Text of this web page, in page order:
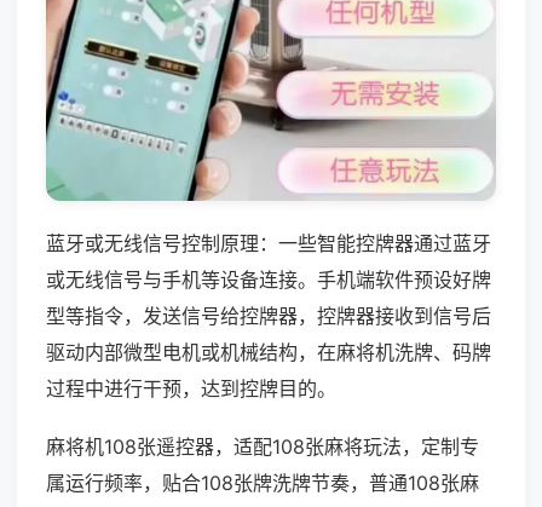
蓝牙或无线信号控制原理：一些智能控牌器通过蓝牙
或无线信号与手机等设备连接。手机端软件预设好牌
型等指令，发送信号给控牌器，控牌器接收到信号后
驱动内部微型电机或机械结构，在麻将机洗牌、码牌
过程中进行干预，达到控牌目的。
麻将机108张遥控器，适配108张麻将玩法，定制专
属运行频率，贴合108张牌洗牌节奏，普通108张麻